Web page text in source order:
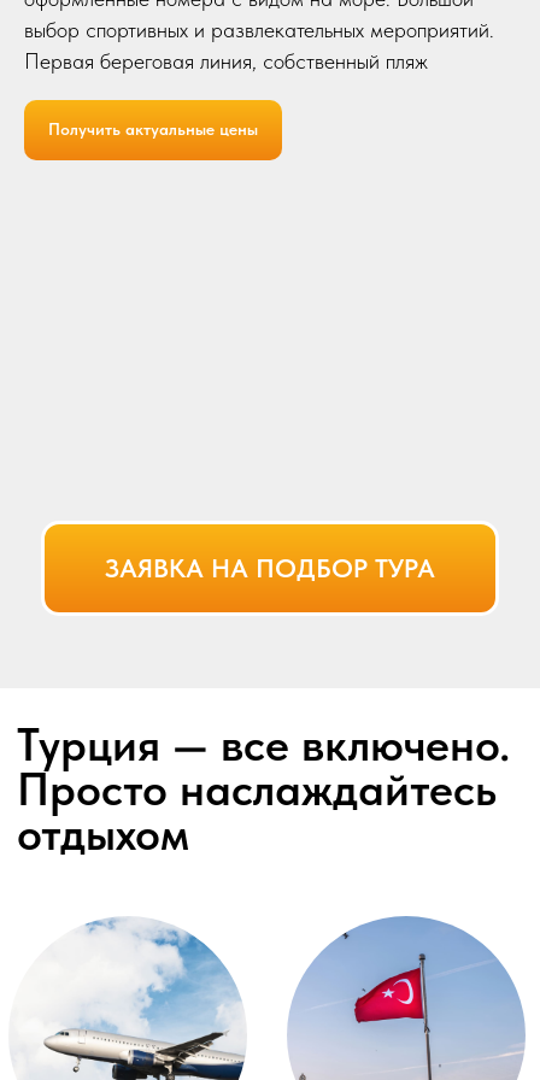
выбор спортивных и развлекательных мероприятий.
Первая береговая линия, собственный пляж
Получить актуальные цены
ЗАЯВКА НА ПОДБОР ТУРА
Расскажет, как лучше провести
время и поделится информацией
интересных местах
Знаем какие отели
классные, а в
ПОДОБРАТЬ ТУР